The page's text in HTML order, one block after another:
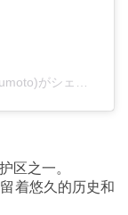
Stasia✨Tokyo Photographer(@stasia.matsumoto)がシェアした投稿
区之一。
着悠久的历史和